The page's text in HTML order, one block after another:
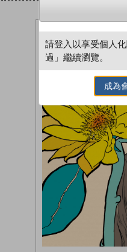
請登入以享受個人
過」繼續瀏覽。
成為